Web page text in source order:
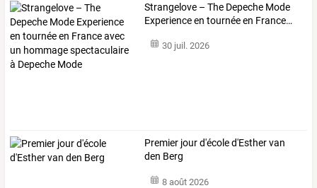
Strangelove – The Depeche Mode
Experienceen tournéeen France…
30 juil. 2026
Premier jour d'école d'Esther van
den Berg
8 août 2026